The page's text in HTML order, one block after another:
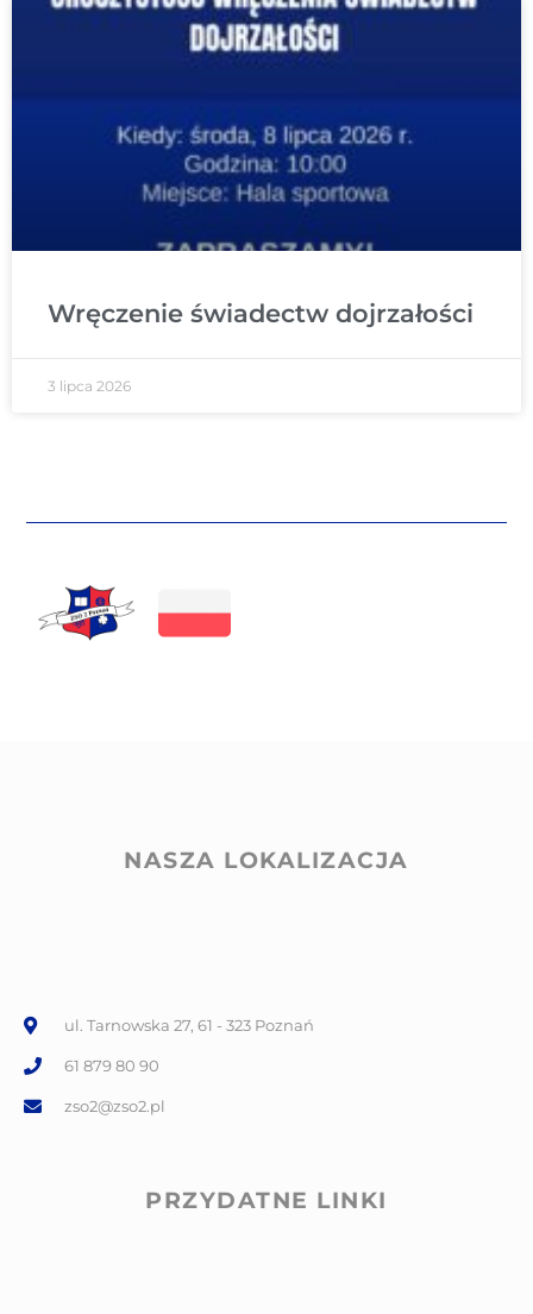
Wręczenie świadectw dojrzałości
3 lipca 2026
NASZA LOKALIZACJA
ul. Tarnowska 27, 61 - 323 Poznań
61 879 80 90
zso2@zso2.pl
PRZYDATNE LINKI